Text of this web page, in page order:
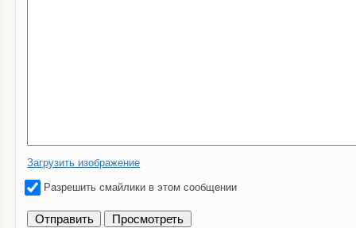
Загрузить изображение
Разрешить смайлики в этом сообщении